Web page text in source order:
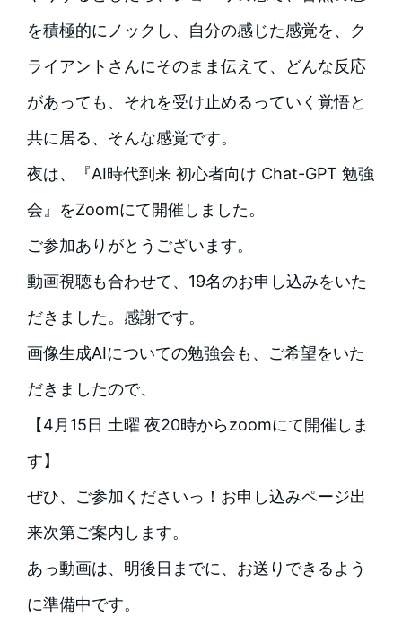
を積極的にノックし、自分の感じた感覚を、ク
ライアントさんにそのまま伝えて、どんな反応
があっても、それを受け止めるっていく覚悟と
共に居る、そんな感覚です。
夜は、『AI時代到来 初心者向け Chat-GPT 勉強
会』をZoomにて開催しました。
ご参加ありがとうございます。
動画視聴も合わせて、19名のお申し込みをいた
だきました。感謝です。
画像生成AIについての勉強会も、ご希望をいた
だきましたので、
【4月15日 土曜 夜20時からzoomにて開催しま
す】
ぜひ、ご参加くださいっ！お申し込みページ出
来次第ご案内します。
あっ動画は、明後日までに、お送りできるよう
に準備中です。